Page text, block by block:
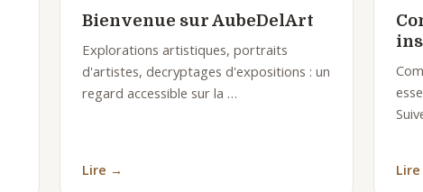
Bienvenue sur AubeDelArt
Explorations artistiques, portraits
d'artistes, decryptages d'expositions : un
regard accessible sur la …
Lire →